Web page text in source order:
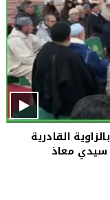
القادرية
سيدي معاذ